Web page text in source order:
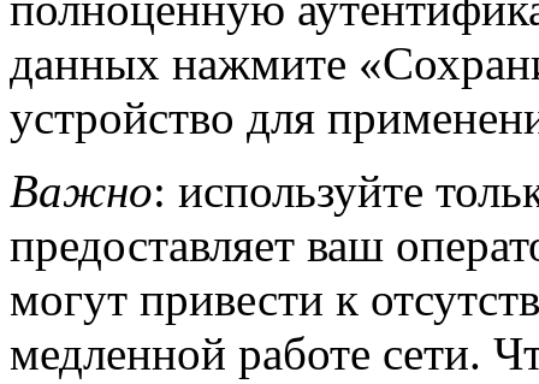
данных нажмите
устройство для
Важно: используйте
предоставляет ваш
могут привести к
медленной работе сети.